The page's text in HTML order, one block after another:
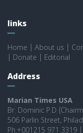
links
Home About us
Donate Editorial
Address
Marian Times USA
Br. Dominic P.D
506 Parlin Street,
Ph:+001215 971 3319